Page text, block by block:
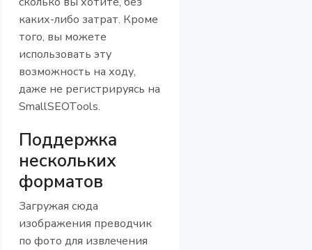
каких-либо затрат. Кроме
того, вы можете
использовать эту
возможность на ходу,
даже не регистрируясь на
SmallSEOTools.
Поддержка
нескольких
форматов
Загружая сюда
изображения преводчик
по фото для извлечения